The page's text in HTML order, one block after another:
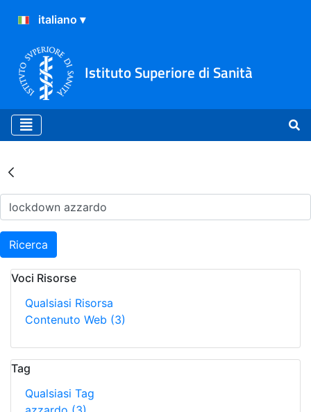
Istituto Superiore di Sanità
Risultati della Ricerca -
Ricerca
Voci Risorse
Qualsiasi Risorsa
Contenuto Web (3)
Tag
Qualsiasi Tag